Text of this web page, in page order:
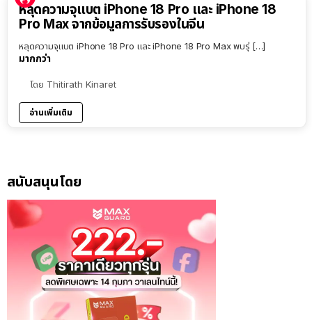
หลุดความจุแบต iPhone 18 Pro และ iPhone 18
Pro Max จากข้อมูลการรับรองในจีน
หลุดความจุแบต iPhone 18 Pro และ iPhone 18 Pro Max พบรุ่ […]
มากกว่า
โดย Thitirath Kinaret
อ่านเพิ่มเติม
สนับสนุนโดย